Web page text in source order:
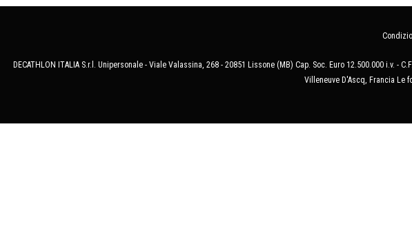
DECATHLON ITALIA S.r.l. Unipersonale - Viale Valassina, 268 - 20851 Lissone (MB) Cap. Soc. Euro 12.500.000 i.v. -
Villeneuve D'Ascq, Francia Le